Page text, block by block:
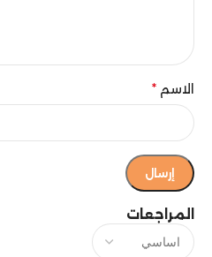
المراجعات
الاسم *